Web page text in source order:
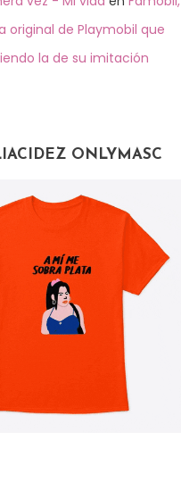
original de Playmobil que
la de su imitación
ONLYMASC